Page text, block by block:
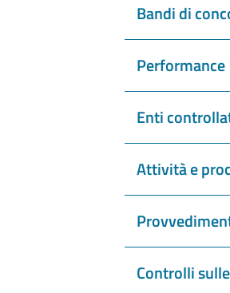
Bandi di
Performance
Enti
Attività e
Controlli